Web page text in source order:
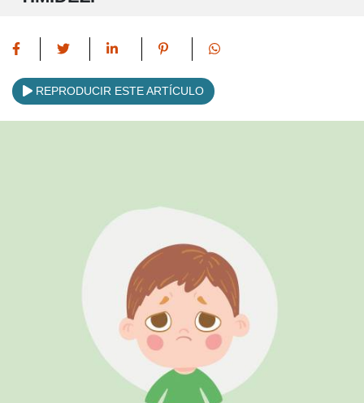
REPRODUCIR ESTE ARTÍCULO